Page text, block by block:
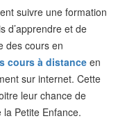
suivre une formation
d’apprendre et de
des cours en
cours à distanceen
sur internet. Cette
leur chance de
Petite Enfance.